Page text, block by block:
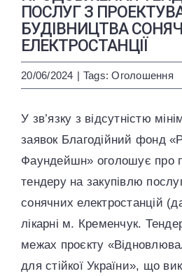
ПОСЛУГ З
БУДІВНИЦТВА
ЕЛЕКТРОСТАНЦІЇ
20/06/2024 | Tags:Оголошення
У зв’язку з відсутністю
заявок Благодійний фонд
Фаундейшн» оголошує про
тендеру на закупівлю
сонячних електростанцій
лікарні м. Кременчук.
межах проєкту
для стійкої України», що